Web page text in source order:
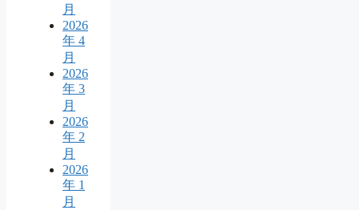
月
2026
年 4
月
2026
年 3
月
2026
年 2
月
2026
年 1
月